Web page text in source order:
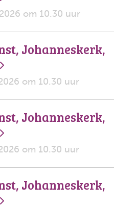
om 10.30 uur
Johanneskerk,
om 10.30 uur
Johanneskerk,
om 10.30 uur
Johanneskerk,